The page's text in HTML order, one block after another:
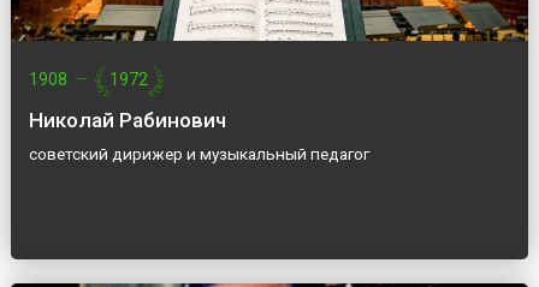
1908 — 1972
Николай Рабинович
советский дирижер и музыкальный педагог